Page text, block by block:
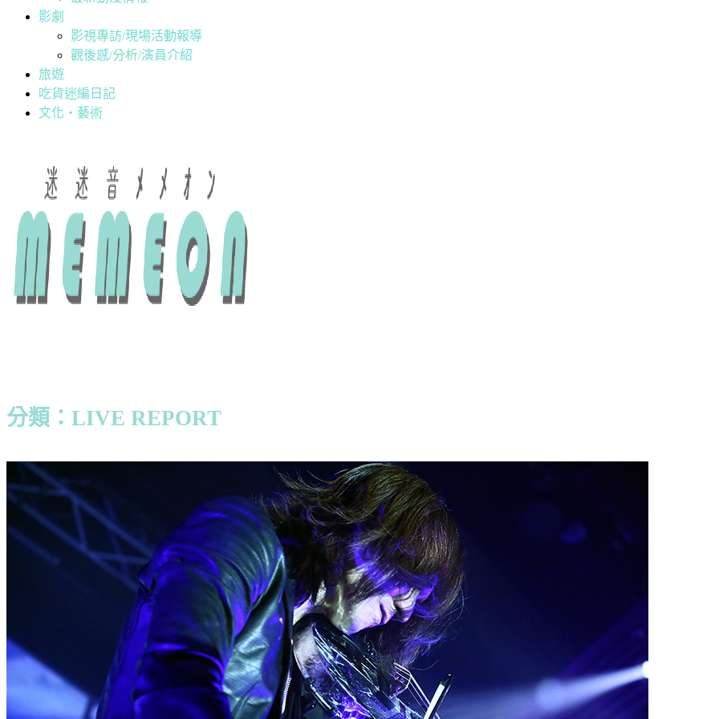
影劇
影視專訪/現場活動報導
觀後感/分析/演員介紹
旅遊
吃貨迷編日記
文化・藝術
分類：LIVE REPORT